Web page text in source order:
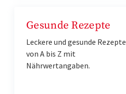
Gesunde Rezepte
Leckere und gesunde Rezepte
von A bis Z mit
Nährwertangaben.